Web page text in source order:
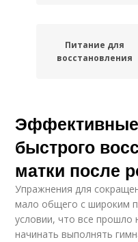
Питание для
восстановления
Тренировки для
восстановления
Жидкость на
восстановление
быстрого
матки после
Упражнения для
мало общего с широким
условии, что все прошло
начинать выполнять